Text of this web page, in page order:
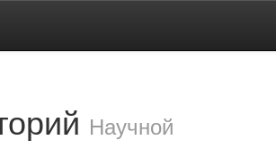
Научной